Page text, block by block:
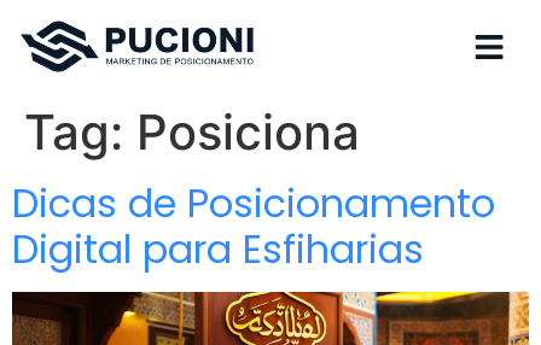
Tag: Posiciona
Dicas de Posicionamento
Digital para Esfiharias